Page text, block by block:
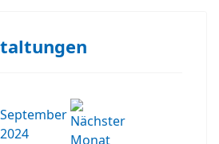
September
2024